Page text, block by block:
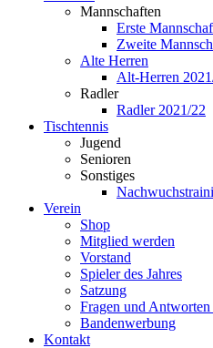
Mannschaften
Erste
Zweite
Alte Herren
Alt-Herren
Radler
Radler 2021/22
Tischtennis
Jugend
Senioren
Sonstiges
Verein
Shop
Mitglied werden
Vorstand
Spieler des Jahres
Satzung
Fragen und
Bandenwerbung
Kontakt